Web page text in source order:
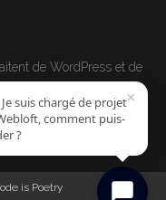
de WordPress et de
is Poetry
×
suis chargé de projet
comment puis-
?